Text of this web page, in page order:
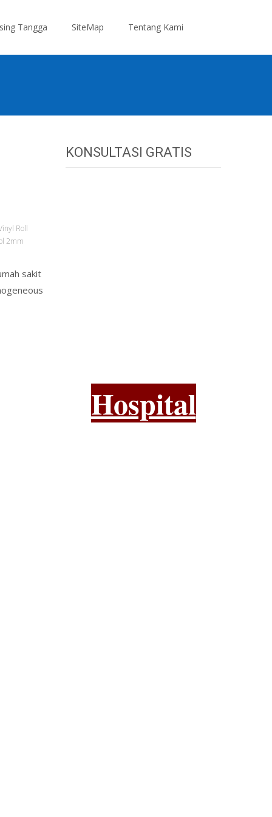
Tangga SiteMap Tentang Kami
Roll
2mm
sakit
KONSULTASI GRATIS
Hospital